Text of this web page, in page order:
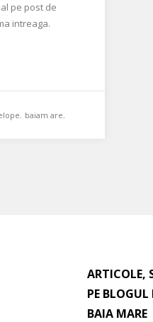
pe post de
intreaga.
, baiam are,
ARTICOLE,
PE
BAIA MARE